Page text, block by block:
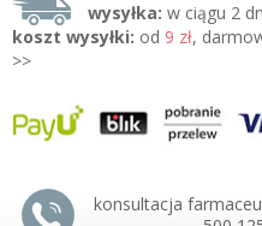
wysyłka: w ciągu 2
koszt wysyłki: od 9 zł,
>>
konsultacja